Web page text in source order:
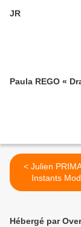
JR
Paula REGO «
< Julien PRIMARD « Les
Instants
Hébergé par